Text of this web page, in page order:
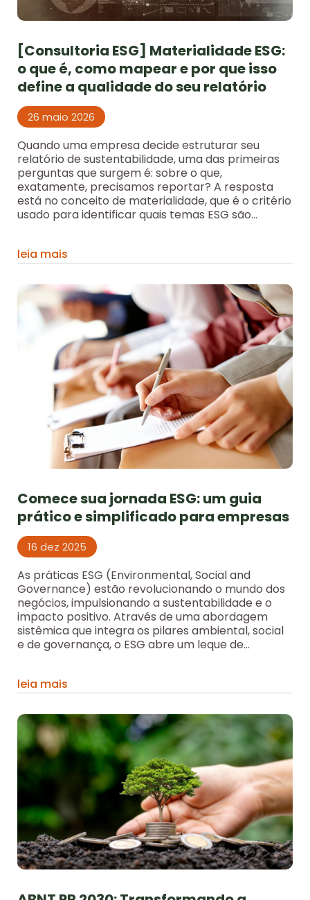
[Consultoria ESG] Materialidade ESG:
o que é, como mapear e por que isso
define a qualidade do seu relatório
26 maio 2026
Quando uma empresa decide estruturar seu
relatório de sustentabilidade, uma das primeiras
perguntas que surgem é: sobre o que,
exatamente, precisamos reportar? A resposta
está no conceito de materialidade, que é o critério
usado para identificar quais temas ESG são...
leia mais
Comece sua jornada ESG: um guia
prático e simplificado para empresas
16 dez 2025
As práticas ESG (Environmental, Social and
Governance) estão revolucionando o mundo dos
negócios, impulsionando a sustentabilidade e o
impacto positivo. Através de uma abordagem
sistêmica que integra os pilares ambiental, social
e de governança, o ESG abre um leque de...
leia mais